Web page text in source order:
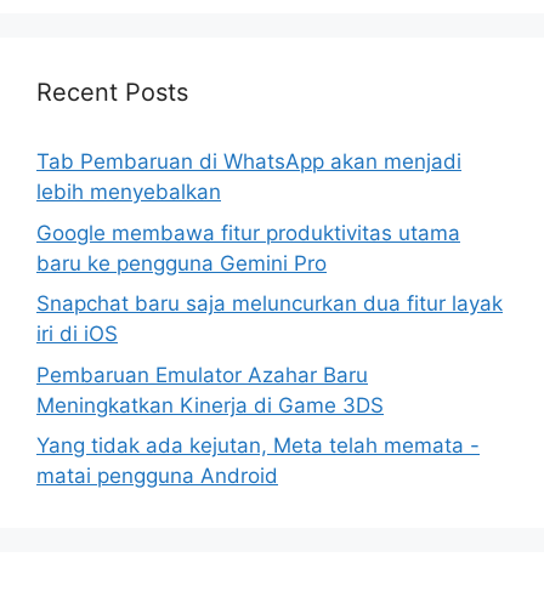
Recent Posts
Tab Pembaruan di WhatsApp akan menjadi
lebih menyebalkan
Google membawa fitur produktivitas utama
baru ke pengguna Gemini Pro
Snapchat baru saja meluncurkan dua fitur layak
iri di iOS
Pembaruan Emulator Azahar Baru
Meningkatkan Kinerja di Game 3DS
Yang tidak ada kejutan, Meta telah memata -
matai pengguna Android